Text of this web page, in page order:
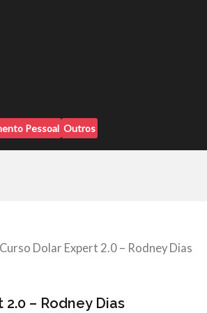
Pessoal Outros
Dolar Expert 2.0 – Rodney Dias
– Rodney Dias